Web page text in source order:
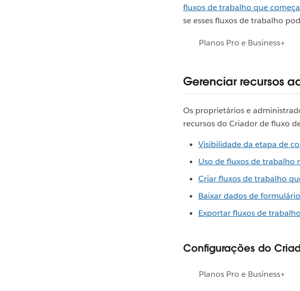
fluxos de trabalho que
se esses fluxos de trabalho
Planos Pro e Business+
Gerenciar recursos
Os proprietários e
recursos do Criador de fluxo
Visibilidade da etapa de
Uso de fluxos de trabalho
Criar fluxos de trabalho
Baixar dados de
Exportar fluxos de trabalho
Configurações do
Planos Pro e Business+